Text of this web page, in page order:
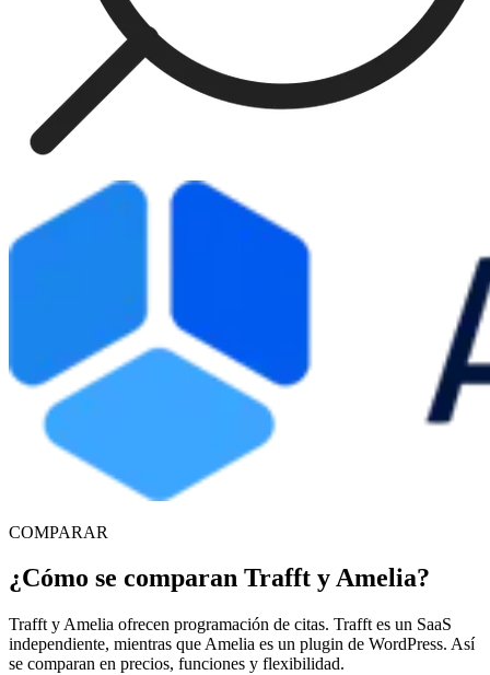
COMPARAR
¿Cómo se comparan Trafft y Amelia?
Trafft y Amelia ofrecen programación de citas. Trafft es un SaaS
independiente, mientras que Amelia es un plugin de WordPress. Así
se comparan en precios, funciones y flexibilidad.